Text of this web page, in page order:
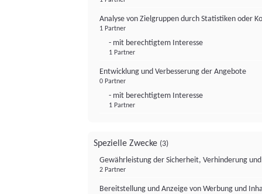
Analyse von Zielgruppen durch Statistiken oder
1 Partner
- mit berechtigtem Interesse
1 Partner
Entwicklung und Verbesserung der Angebote
0 Partner
- mit berechtigtem Interesse
1 Partner
Spezielle Zwecke (3)
Gewährleistung der Sicherheit, Verhinderung
2 Partner
Bereitstellung und Anzeige von Werbung und